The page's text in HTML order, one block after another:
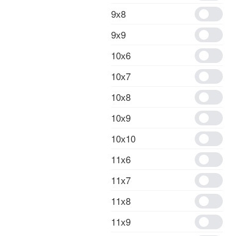
9х8
9х9
10х6
10х7
10х8
10х9
10х10
11х6
11х7
11х8
11х9